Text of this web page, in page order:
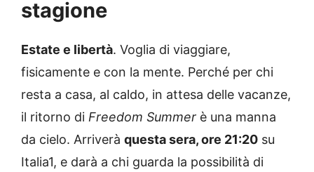
stagione
Estate e libertà. Voglia di viaggiare,
fisicamente e con la mente. Perché per chi
resta a casa, al caldo, in attesa delle vacanze,
il ritorno di Freedom Summer è una manna
da cielo. Arriverà questa sera, ore 21:20 su
Italia1, e darà a chi guarda la possibilità di